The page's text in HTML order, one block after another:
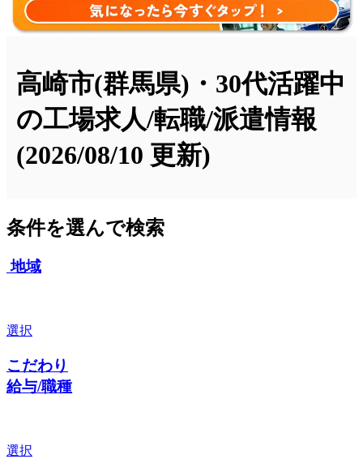
高崎市(群馬県)・30代活躍中
の工場求人/転職/派遣情報
(2026/08/10 更新)
条件を選んで検索
地域
選択
こだわり
給与/職種
選択